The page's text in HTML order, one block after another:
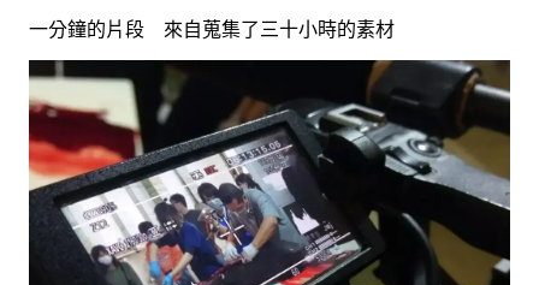
一分鐘的片段 來自蒐集了三十小時的素材